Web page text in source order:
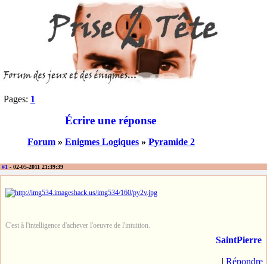
Pages: 1
Écrire une réponse
Forum » Enigmes Logiques » Pyramide 2
#1 - 02-05-2011 21:39:39
C'est à l'intelligence d'achever l'oeuvre de l'intuition.
SaintPierre
| Répondre